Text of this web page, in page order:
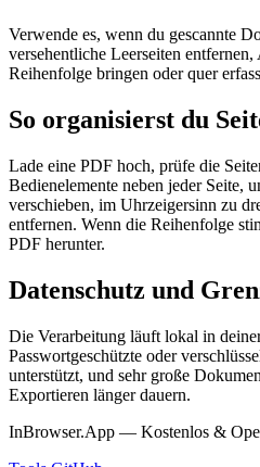
Verwende es, wenn du gescannte
versehentliche Leerseiten
Reihenfolge bringen oder quer
So organisierst du
Lade eine PDF hoch, prüfe die
Bedienelemente neben jeder Seite,
verschieben, im Uhrzeigersinn zu
entfernen. Wenn die Reihenfolge
PDF herunter.
Datenschutz und
Die Verarbeitung läuft lokal in
Passwortgeschützte oder
unterstützt, und sehr große
Exportieren länger dauern.
InBrowser.App — Kostenlos &